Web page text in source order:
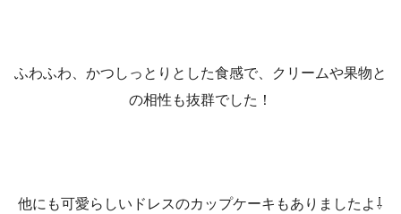
ふわふわ、かつしっとりとした食感で、クリームや果物と
の相性も抜群でした！
他にも可愛らしいドレスのカップケーキもありましたよ ⇩